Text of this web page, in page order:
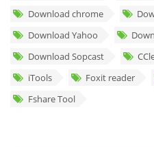
Download chrome
Download Yahoo
Download Sopcast
iTools
Foxit reader
Fshare Tool